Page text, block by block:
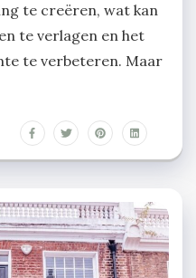
te creëren, wat kan
te verlagen en het
te verbeteren. Maar